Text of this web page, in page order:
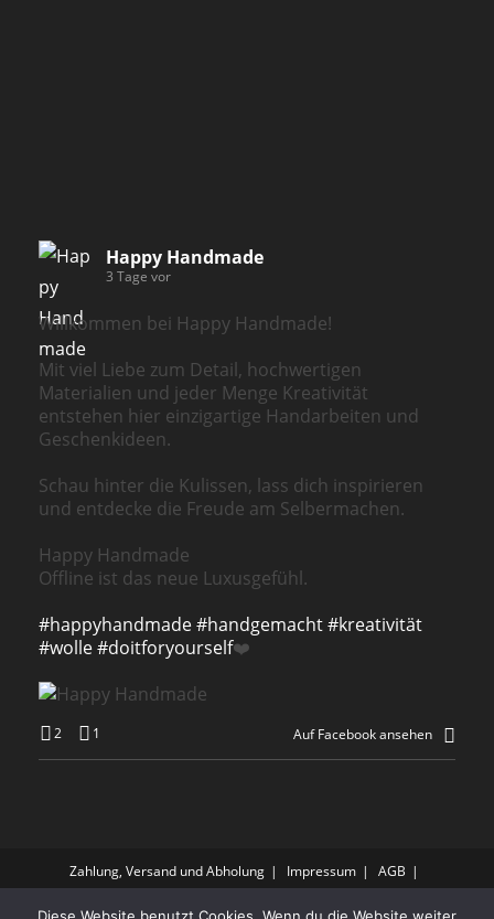
Happy Handmade
3 Tage vor
Willkommen bei Happy Handmade!
Mit viel Liebe zum Detail, hochwertigen
Materialien und jeder Menge Kreativität
entstehen hier einzigartige Handarbeiten und
Geschenkideen.
Schau hinter die Kulissen, lass dich inspirieren
und entdecke die Freude am Selbermachen.
Happy Handmade
Offline ist das neue Luxusgefühl.
#happyhandmade#handgemacht#kreativität
#wolle#doitforyourself❤️
2 1 Auf Facebook ansehen
Zahlung, Versand und Abholung Impressum
AGB
Datenschutz
FAQ Kontakt